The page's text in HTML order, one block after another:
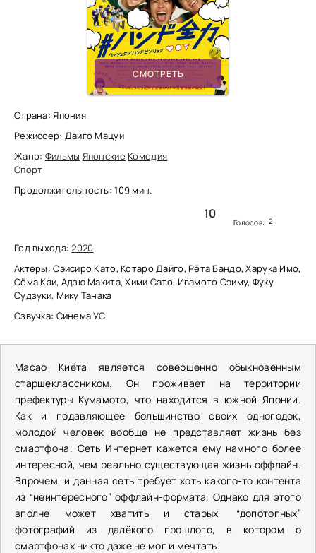
СМОТРЕТЬ
Страна: Япония
Режиссер: Даиго Мацуи
Жанр: Фильмы Японские Комедия
Спорт
Продолжительность: 109 мин.
10
Голосов: 2
Год выхода:2020
Актеры: Сэисиро Като, Котаро Дайго, Рёта Бандо, Харука Имо,
Сёма Каи, Адзю Макита, Хими Сато, Ивамото Сэиму, Фуку
Судзуки, Мику Танака
Озвучка: Синема УС
Масао Киёта является совершенно обыкновенным
старшеклассником. Он проживает на территории
префектуры Кумамото, что находится в южной Японии.
Как и подавляющее большинство своих одногодок,
молодой человек вообще не представляет жизнь без
смартфона. Сеть Интернет кажется ему намного более
интересной, чем реально существующая жизнь оффлайн.
Впрочем, и данная сеть требует хоть какого-то контента
из “неинтересного” оффлайн-формата. Однако для этого
вполне может хватить и старых, “допотопных”
фотографий из далёкого прошлого, в котором о
смартфонах никто даже не мог и мечтать.